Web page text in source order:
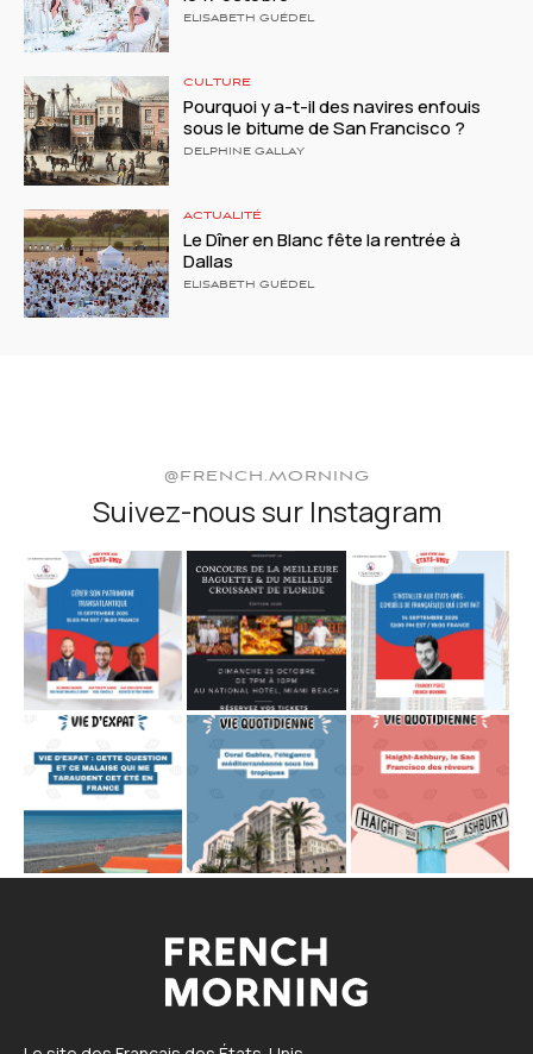
ELISABETH GUÉDEL
CULTURE
Pourquoi y a-t-il des navires enfouis
sous le bitume de San Francisco ?
DELPHINE GALLAY
ACTUALITÉ
Le Dîner en Blanc fête la rentrée à
Dallas
ELISABETH GUÉDEL
@FRENCH.MORNING
Suivez-nous sur Instagram